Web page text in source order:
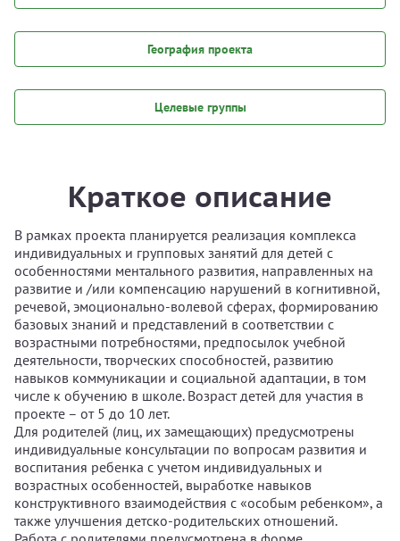
География проекта
Целевые группы
Краткое описание
В рамках проекта планируется реализация комплекса
индивидуальных и групповых занятий для детей с
особенностями ментального развития, направленных на
развитие и /или компенсацию нарушений в когнитивной,
речевой, эмоционально-волевой сферах, формированию
базовых знаний и представлений в соответствии с
возрастными потребностями, предпосылок учебной
деятельности, творческих способностей, развитию
навыков коммуникации и социальной адаптации, в том
числе к обучению в школе. Возраст детей для участия в
проекте – от 5 до 10 лет.
Для родителей (лиц, их замещающих) предусмотрены
индивидуальные консультации по вопросам развития и
воспитания ребенка с учетом индивидуальных и
возрастных особенностей, выработке навыков
конструктивного взаимодействия с «особым ребенком», а
также улучшения детско-родительских отношений.